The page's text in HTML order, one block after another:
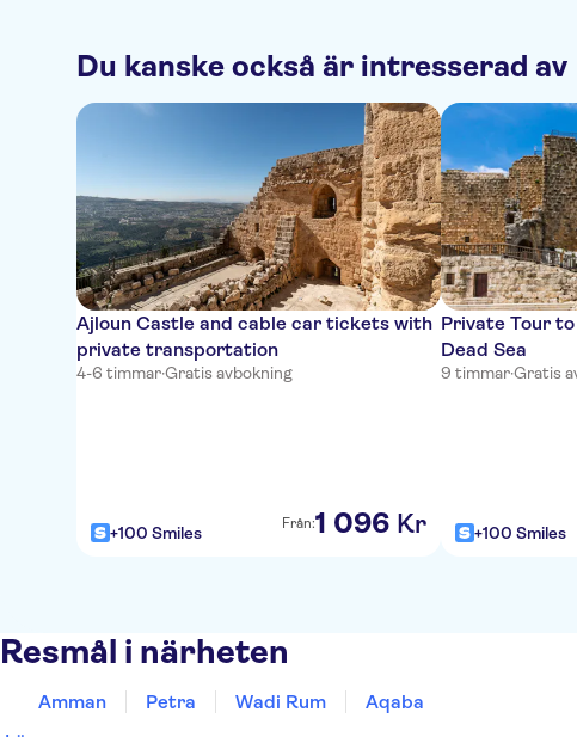
Du kanske också är intresserad av
Ajloun Castle and cable car tickets with
private transportation
4-6 timmar·Gratis avbokning
+100 Smiles Från:1 096 Kr
Private Tour
Dead Sea
9 timmar·Gratis
+100 Smiles
Resmål i närheten
Amman Petra Wadi Rum
Aqaba